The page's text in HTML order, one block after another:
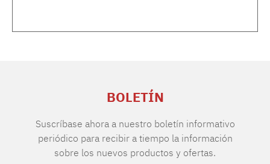
BOLETÍN
Suscríbase ahora a nuestro boletín informativo
periódico para recibir a tiempo la información
sobre los nuevos productos y ofertas.